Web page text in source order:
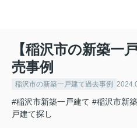
【稲沢市の新築一
売事例
稲沢市の新築一戸建て過去事例
#稲沢市新築一戸建て #稲沢市新
戸建て探し